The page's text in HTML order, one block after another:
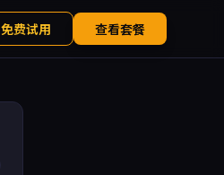
免费试用 查看套餐